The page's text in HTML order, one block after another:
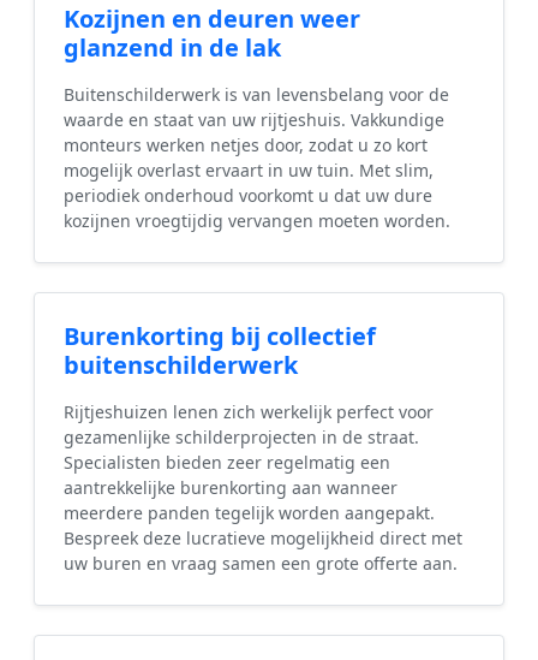
Kozijnen en deuren weer
glanzend in de lak
Buitenschilderwerk is van levensbelang voor de
waarde en staat van uw rijtjeshuis. Vakkundige
monteurs werken netjes door, zodat u zo kort
mogelijk overlast ervaart in uw tuin. Met slim,
periodiek onderhoud voorkomt u dat uw dure
kozijnen vroegtijdig vervangen moeten worden.
Burenkorting bij collectief
buitenschilderwerk
Rijtjeshuizen lenen zich werkelijk perfect voor
gezamenlijke schilderprojecten in de straat.
Specialisten bieden zeer regelmatig een
aantrekkelijke burenkorting aan wanneer
meerdere panden tegelijk worden aangepakt.
Bespreek deze lucratieve mogelijkheid direct met
uw buren en vraag samen een grote offerte aan.